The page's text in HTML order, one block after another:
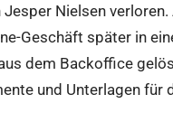
Nielsen verloren.
Geschäft später in
dem Backoffice
und Unterlagen für